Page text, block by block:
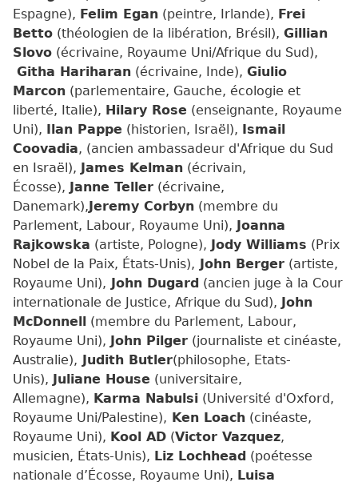
Espagne), Felim Egan (peintre, Irlande), Frei
Betto (théologien de la libération, Brésil), Gillian
Slovo (écrivaine, Royaume Uni/Afrique du Sud),
Githa Hariharan (écrivaine, Inde), Giulio
Marcon (parlementaire, Gauche, écologie et
liberté, Italie), Hilary Rose (enseignante, Royaume
Uni),
Ilan Pappe (historien, Israël),
Ismail
Coovadia, (ancien ambassadeur d'Afrique du Sud
en Israël),
James Kelman (écrivain,
Écosse),
Janne Teller (écrivaine,
Danemark), Jeremy Corbyn (membre du
Parlement, Labour, Royaume Uni),
Joanna
Rajkowska (artiste, Pologne), Jody Williams (Prix
Nobel de la Paix, États-Unis), John Berger (artiste,
Royaume Uni), John Dugard (ancien juge à la Cour
internationale de Justice, Afrique du Sud),
John
McDonnell
(membre du Parlement, Labour,
Royaume Uni),
John Pilger (journaliste et cinéaste,
Australie), Judith Butler(philosophe, Etats-
Unis),
Juliane House (universitaire,
Allemagne), Karma Nabulsi (Université d'Oxford,
Royaume Uni/Palestine), Ken Loach (cinéaste,
Royaume Uni), Kool AD (Victor Vazquez,
musicien, États-Unis), Liz Lochhead (poétesse
nationale d’Écosse, Royaume Uni), Luisa